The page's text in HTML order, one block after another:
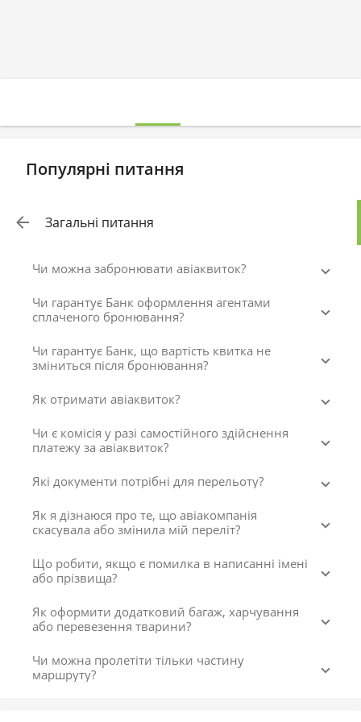
Популярні питання
Загальні питання
Чи можна забронювати авіаквиток?
Чи гарантує Банк оформлення агентами
сплаченого бронювання?
Чи гарантує Банк, що вартість квитка не
зміниться після бронювання?
Як отримати авіаквиток?
Чи є комісія у разі самостійного здійснення
платежу за авіаквиток?
Які документи потрібні для перельоту?
Як я дізнаюся про те, що авіакомпанія
скасувала або змінила мій переліт?
Що робити, якщо є помилка в написанні імені
або прізвища?
Як оформити додатковий багаж, харчування
або перевезення тварини?
Чи можна пролетіти тільки частину
маршруту?